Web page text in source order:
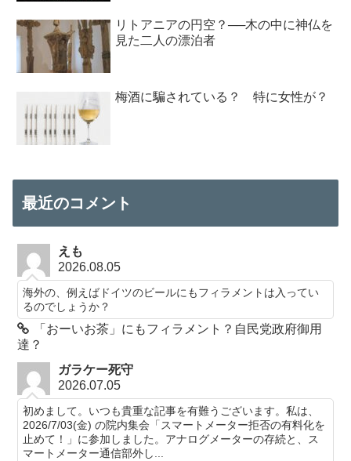
リトアニアの円空？──木の中に神仏を
見た二人の漂泊者
梅酒に騙されている？ 特に女性が？
最近のコメント
えも
2026.08.05
海外の、例えばドイツのビールにもフィラメントは入ってい
るのでしょうか？
「おーいお茶」にもフィラメント？自民党政府御用
達？
ガラケー死守
2026.07.05
初めまして。いつも貴重な記事を有難うございます。私は、
2026/7/03(金) の院内集会「スマートメーター拒否の有料化を
止めて！」に参加しました。アナログメーターの存続と、ス
マートメーター通信部外し...